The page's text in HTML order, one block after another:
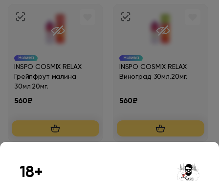
Новинка
INSPO COSMIX RELAX
Грейпфрут малина
30мл.20мг.
560₽
Новинка
INSPO COSMIX RELAX
Виноград 30мл.20мг.
560₽
18+